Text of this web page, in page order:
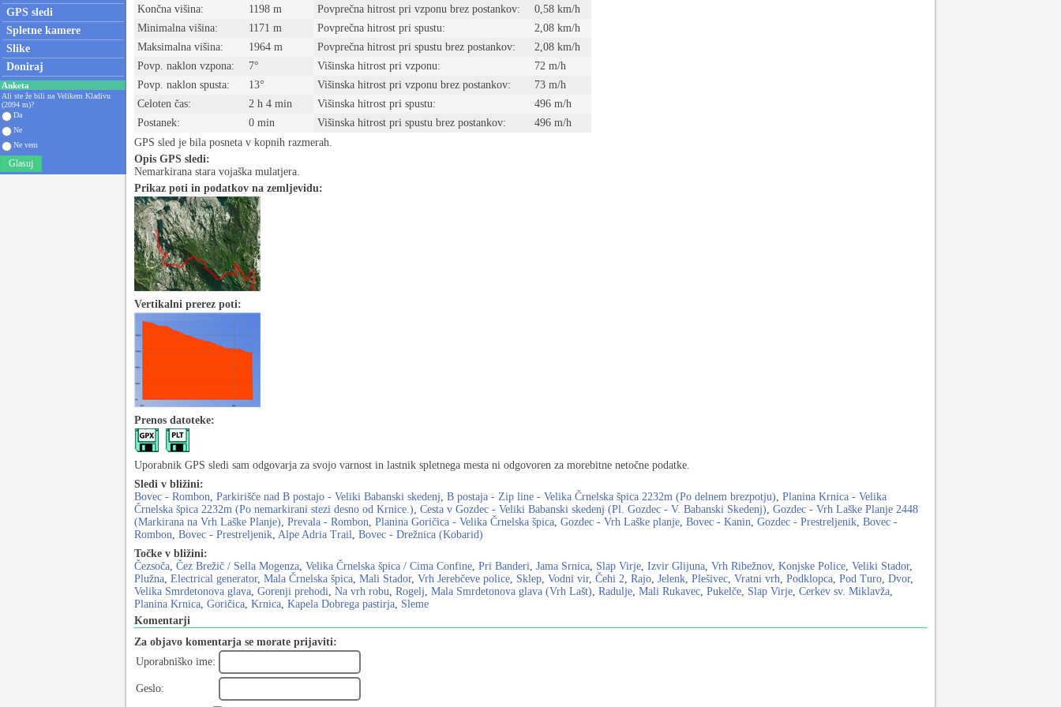
GPS sledi
Spletne kamere
Slike
Doniraj
Anketa
Ali ste že bili na Velikem Kladivu
(2094 m)?
Da
Ne
Ne vem
Glasuj
Končna višina:
1198 m
Minimalna višina:
1171 m
Maksimalna višina:
1964 m
Povp. naklon vzpona:
7°
Povp. naklon spusta:
13°
Celoten čas:
2 h 4 min
Postanek:
0 min
Povprečna hitrost pri vzponu brez postankov:
0,58 km/h
Povprečna hitrost pri spustu:
2,08 km/h
Povprečna hitrost pri spustu brez postankov:
2,08 km/h
Višinska hitrost pri vzponu:
72 m/h
Višinska hitrost pri vzponu brez postankov:
73 m/h
Višinska hitrost pri spustu:
496 m/h
Višinska hitrost pri spustu brez postankov:
496 m/h
GPS sled je bila posneta v kopnih razmerah.
Opis GPS sledi:
Nemarkirana stara vojaška mulatjera.
Prikaz poti in podatkov na zemljevidu:
Vertikalni prerez poti:
Prenos datoteke:
Uporabnik GPS sledi sam odgovarja za svojo varnost in lastnik spletnega mesta ni odgovoren za morebitne netočne podatke.
Sledi v bližini:
Bovec - Rombon, Parkirišče nad B postajo - Veliki Babanski skedenj, B postaja - Zip line - Velika Črnelska špica 2232m (Po delnem brezpotju), Planina Krnica - Velika
Črnelska špica 2232m (Po nemarkirani stezi desno od Krnice.), Cesta v Gozdec - Veliki Babanski skedenj (Pl. Gozdec - V. Babanski Skedenj), Gozdec - Vrh Laške Planje 2448
(Markirana na Vrh Laške Planje), Prevala - Rombon, Planina Goričica - Velika Črnelska špica, Gozdec - Vrh Laške planje, Bovec - Kanin, Gozdec - Prestreljenik, Bovec -
Rombon, Bovec - Prestreljenik, Alpe Adria Trail, Bovec - Drežnica (Kobarid)
Točke v bližini:
Čezsoča, Čez Brežič / Sella Mogenza, Velika Črnelska špica / Cima Confine, Pri Banderi, Jama Srnica, Slap Virje, Izvir Glijuna, Vrh Ribežnov, Konjske Police, Veliki Stador,
Plužna, Electrical generator, Mala Črnelska špica, Mali Stador, Vrh Jerebčeve police, Sklep, Vodni vir, Čehi 2, Rajo, Jelenk, Plešivec, Vratni vrh, Podklopca, Pod Turo, Dvor,
Velika Smrdetonova glava, Gorenji prehodi, Na vrh robu, Rogelj, Mala Smrdetonova glava (Vrh Lašt), Radulje, Mali Rukavec, Pukelče, Slap Virje, Cerkev sv. Miklavža,
Planina Krnica, Goričica, Krnica, Kapela Dobrega pastirja, Sleme
Komentarji
Za objavo komentarja se morate prijaviti:
Uporabniško ime:
Geslo: